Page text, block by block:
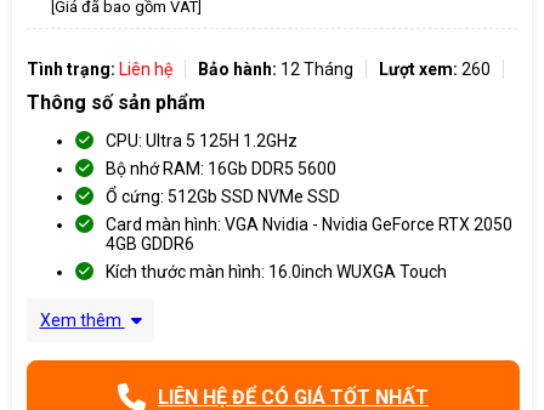
[Giá đã bao gồm VAT]
Tình trạng: Liên hệ Bảo hành: 12 Tháng Lượt xem: 260
Thông số sản phẩm
CPU: Ultra 5 125H 1.2GHz
Bộ nhớ RAM: 16Gb DDR5 5600
Ổ cứng: 512Gb SSD NVMe SSD
Card màn hình: VGA Nvidia - Nvidia GeForce RTX 2050
4GB GDDR6
Kích thước màn hình: 16.0inch WUXGA Touch
Xem thêm
LIÊN HỆ ĐỂ CÓ GIÁ TỐT NHẤT